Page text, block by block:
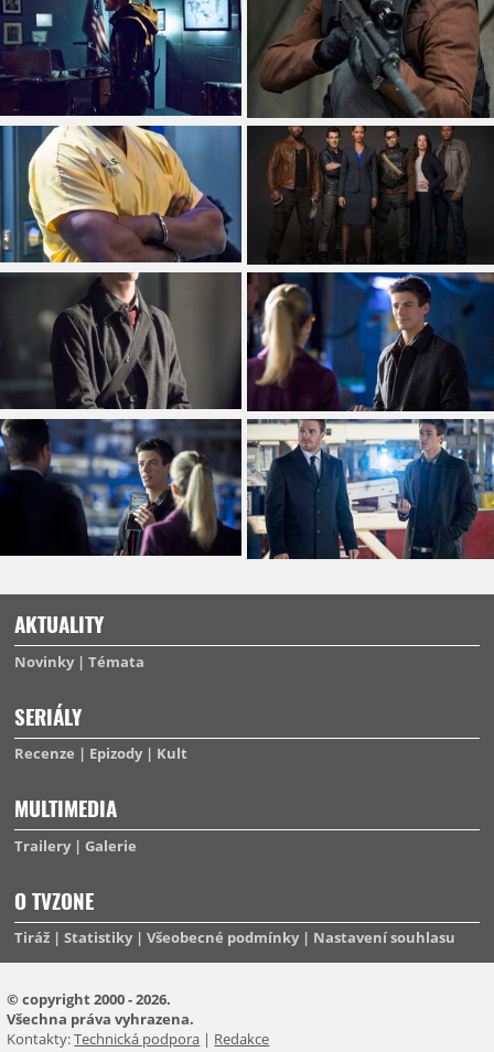
AKTUALITY
Novinky Témata
SERIÁLY
Recenze Epizody Kult
MULTIMEDIA
Trailery Galerie
O TVZONE
Tiráž Statistiky Všeobecné podmínky Nastavení souhlasu
© copyright 2000 - 2026.
Všechna práva vyhrazena.
Kontakty:Technická podpora | Redakce